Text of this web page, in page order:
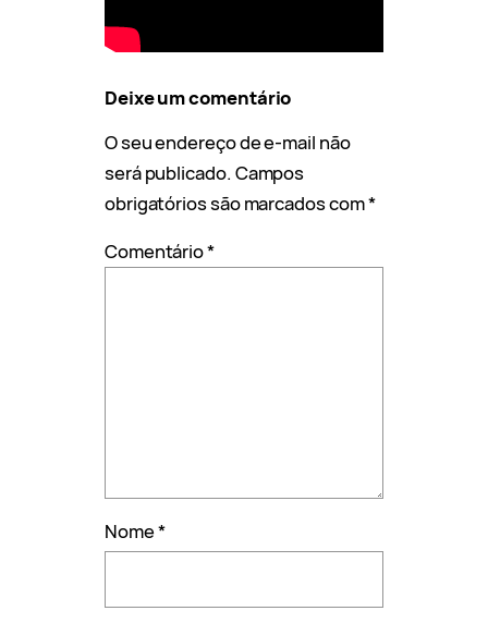
Deixe um comentário
O seu endereço de e-mail não
será publicado. Campos
obrigatórios são marcados com*
Comentário*
Nome*